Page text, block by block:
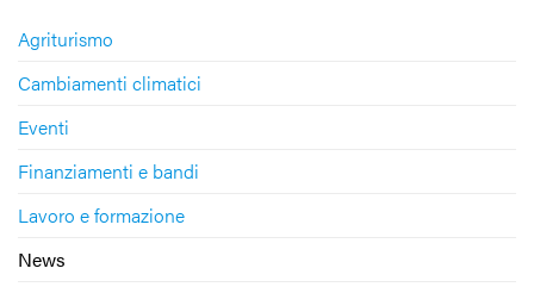
Agriturismo
Cambiamenti climatici
Eventi
Finanziamenti e bandi
Lavoro e formazione
News